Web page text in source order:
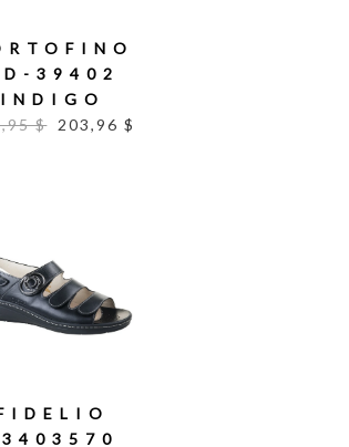
39402
INDIGO
$
203,96 $